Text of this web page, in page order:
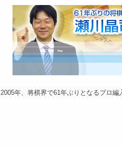
2005年、将棋界で61年ぶりとなるプロ